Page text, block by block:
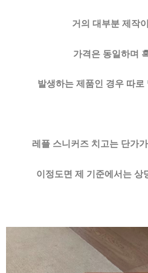
거의 대부분 제작
가격은 동일하며
발생하는 제품인 경우 따로
레플 스니커즈 치고는 단가
이정도면 제 기준에서는 상